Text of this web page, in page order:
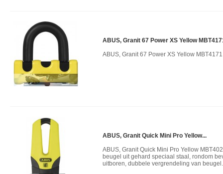
ABUS, Granit 67 Power XS Yellow
ABUS, Granit 67 Power XS Yellow MBT4171
ABUS, Granit Quick Mini Pro Yellow...
ABUS, Granit Quick Mini Pro Yellow
beugel uit gehard speciaal staal, rondom
uitboren, dubbele vergrendeling van beugel.